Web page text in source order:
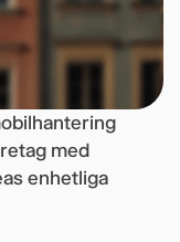
med
enhetliga